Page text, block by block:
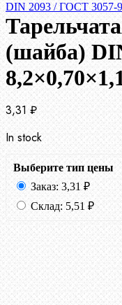
DIN 2093 / ГОСТ 3057-
(шайба)
3,31 ₽
In stock
Выберите тип цены
Заказ: 3,31 ₽
Склад: 5,51 ₽